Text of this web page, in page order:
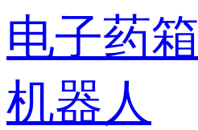
电子药箱
机器人